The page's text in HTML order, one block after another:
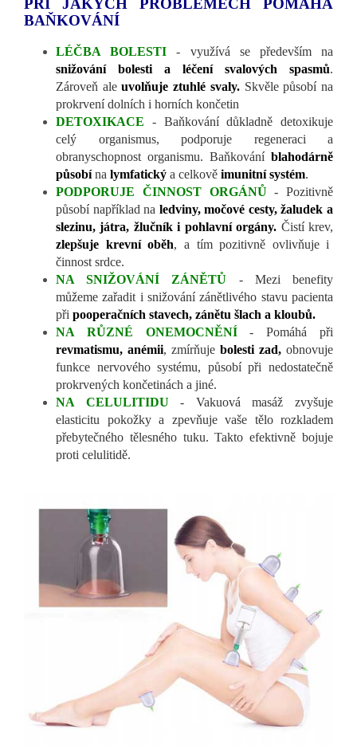
PŘI JAKÝCH PROBLÉMECH POMÁHÁ
BAŇKOVÁNÍ
LÉČBA BOLESTI - využívá se především na
snižování bolesti a léčení svalových spasmů.
Zároveň aleuvolňuje ztuhlé svaly. Skvěle působí na
prokrvení dolních i horních končetin
DETOXIKACE - Baňkování důkladně detoxikuje
celý organismus, podporuje regeneraci a
obranyschopnost organismu. Baňkování blahodárně
působína lymfatický a celkově imunitní systém.
PODPORUJE ČINNOST ORGÁNŮ - Pozitivně
působí například na ledviny, močové cesty, žaludek a
slezinu, játra, žlučník i pohlavní orgány. Čistí krev,
zlepšuje krevní oběh, a tím pozitivně ovlivňuje i
činnost srdce.
NA SNIŽOVÁNÍ ZÁNĚTŮ - Mezi benefity
můžeme zařadit i snižování zánětlivého stavu pacienta
při pooperačních stavech, zánětu šlach a kloubů.
NA RŮZNÉ ONEMOCNĚNÍ- Pomáhá při
revmatismu, anémii, zmírňuje bolesti zad, obnovuje
funkce nervového systému, působí při nedostatečně
prokrvených končetinách a jiné.
NA CELULITIDU - Vakuová masáž zvyšuje
elasticitu pokožky a zpevňuje vaše tělo rozkladem
přebytečného tělesného tuku. Takto efektivně bojuje
proti celulitidě.